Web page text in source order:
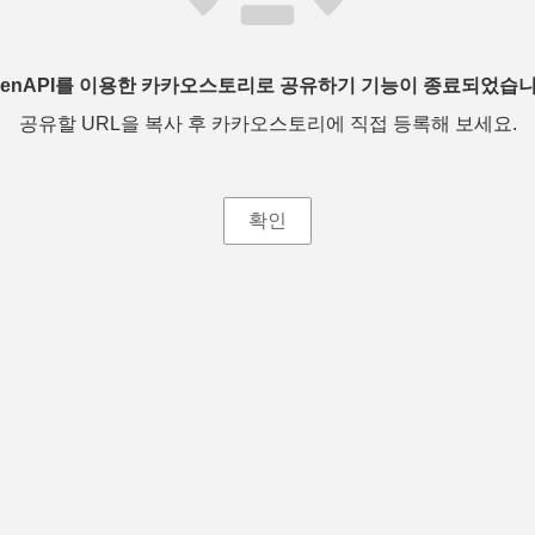
를 이용한 카카오스토리로 공유하기 기능이 종료되었습
공유할 URL을 복사 후 카카오스토리에 직접 등록해 보세요.
확인